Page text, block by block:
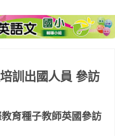
訓出國人員 參訪
育種子教師英國參訪